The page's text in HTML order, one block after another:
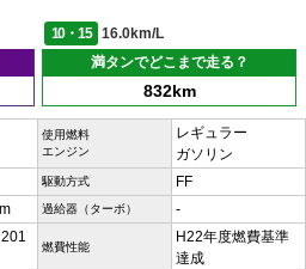
10・15
16.0km/L
満タンでどこまで走る？
832km
使用燃料
エンジン
レギュラー
ガソリン
駆動方式 FF
過給器（ターボ） -
燃費性能
H22年度燃費基準
達成